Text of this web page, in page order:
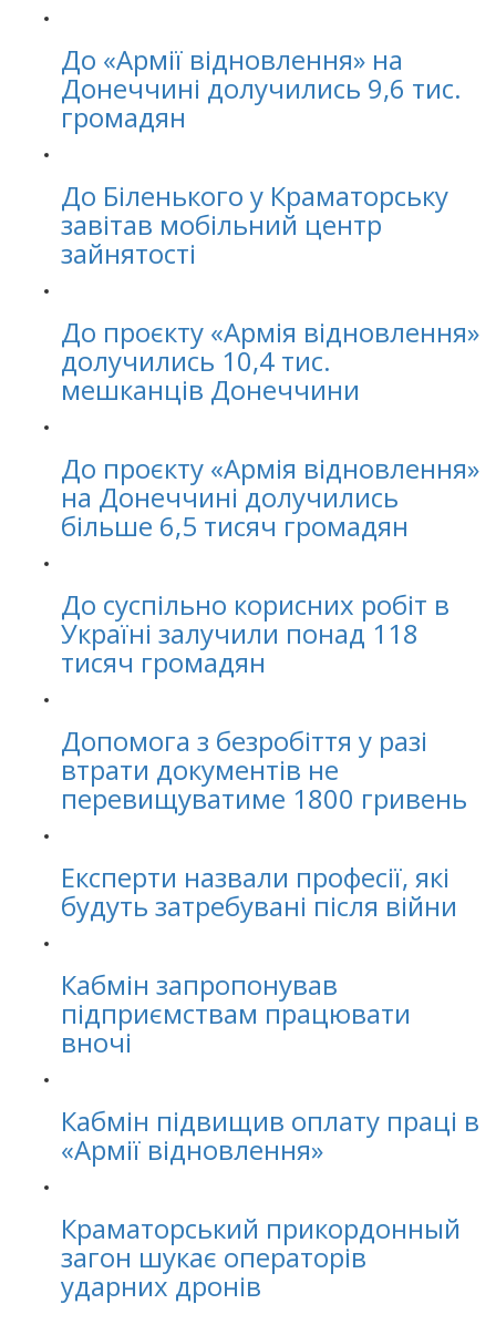
До «Армії відновлення» на
Донеччині долучились 9,6 тис.
громадян
До Біленького у Краматорську
завітав мобільний центр
зайнятості
До проєкту «Армія відновлення»
долучились 10,4 тис.
мешканців Донеччини
До проєкту «Армія відновлення»
на Донеччині долучились
більше 6,5 тисяч громадян
До суспільно корисних робіт в
Україні залучили понад 118
тисяч громадян
Допомога з безробіття у разі
втрати документів не
перевищуватиме 1800 гривень
Експерти назвали професії, які
будуть затребувані після війни
Кабмін запропонував
підприємствам працювати
вночі
Кабмін підвищив оплату праці в
«Армії відновлення»
Краматорський прикордонный
загон шукає операторів
ударних дронів